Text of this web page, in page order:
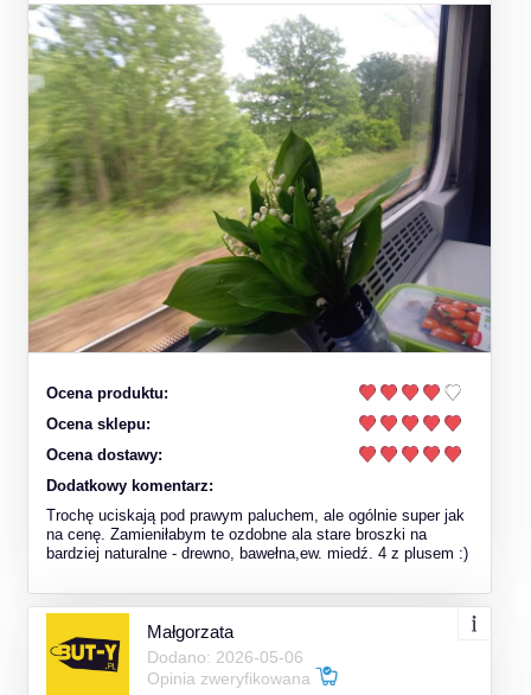
Ocena produktu:
Ocena sklepu:
Ocena dostawy:
Dodatkowy komentarz:
Trochę uciskają pod prawym paluchem, ale ogólnie super jak
na cenę. Zamieniłabym te ozdobne ala stare broszki na
bardziej naturalne - drewno, bawełna,ew. miedź. 4 z plusem :)
Małgorzata
Dodano: 2026-05-06
Opinia zweryfikowana